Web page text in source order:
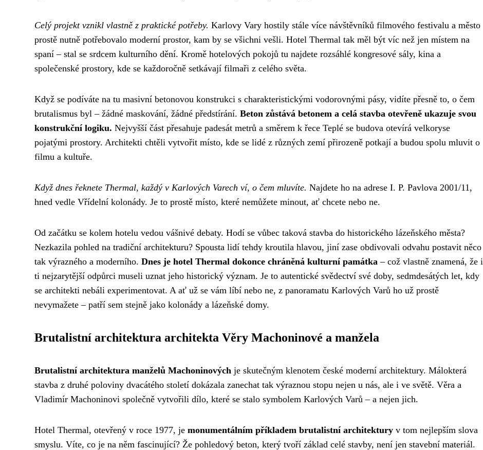
Celý projekt vznikl vlastně z praktické potřeby. Karlovy Vary hostily stále více návštěvníků filmového festivalu a město
prostě nutně potřebovalo moderní prostor, kam by se všichni vešli. Hotel Thermal tak měl být víc než jen místem na
spaní – stal se srdcem kulturního dění. Kromě hotelových pokojů tu najdete rozsáhlé kongresové sály, kina a
společenské prostory, kde se každoročně setkávají filmaři z celého světa.
Když se podíváte na tu masivní betonovou konstrukci s charakteristickými vodorovnými pásy, vidíte přesně to, o čem
brutalismus byl – žádné maskování, žádné předstírání. Beton zůstává betonem a celá stavba otevřeně ukazuje svou
konstrukční logiku. Nejvyšší část přesahuje padesát metrů a směrem k řece Teplé se budova otevírá velkoryse
pojatými prostory. Architekti chtěli vytvořit místo, kde se lidé z různých zemí přirozeně potkají a budou spolu mluvit o
filmu a kultuře.
Když dnes řeknete Thermal, každý v Karlových Varech ví, o čem mluvíte. Najdete ho na adrese I. P. Pavlova 2001/11,
hned vedle Vřídelní kolonády. Je to prostě místo, které nemůžete minout, ať chcete nebo ne.
Od začátku se kolem hotelu vedou vášnivé debaty. Hodí se vůbec taková stavba do historického lázeňského města?
Nezkazila pohled na tradiční architekturu? Spousta lidí tehdy kroutila hlavou, jiní zase obdivovali odvahu postavit něco
tak výrazného a moderního. Dnes je hotel Thermal dokonce chráněná kulturní památka – což vlastně znamená, že i
ti nejzarytější odpůrci museli uznat jeho historický význam. Je to autentické svědectví své doby, sedmdesátých let, kdy
se architekti nebáli experimentovat. A ať už se vám líbí nebo ne, z panoramatu Karlových Varů ho už prostě
nevymažete – patří sem stejně jako kolonády a lázeňské domy.
Brutalistní architektura architekta Věry Machoninové a manžela
Brutalistní architektura manželů Machoninových je skutečným klenotem české moderní architektury. Málokterá
stavba z druhé poloviny dvacátého století dokázala zanechat tak výraznou stopu nejen u nás, ale i ve světě. Věra a
Vladimír Machoninovi společně vytvořili dílo, které se stalo symbolem Karlových Varů – a nejen jich.
Hotel Thermal, otevřený v roce 1977, je monumentálním příkladem brutalistní architektury v tom nejlepším slova
smyslu. Víte, co je na něm fascinující? Že pohledový beton, který tvoří základ celé stavby, není jen stavební materiál.